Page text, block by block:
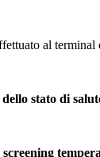
al
stato di